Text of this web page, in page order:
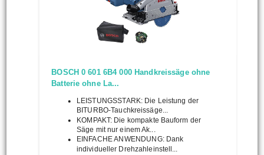
BOSCH 0 601 6B4 000 Handkreissäge ohne
Batterie ohne La...
LEISTUNGSSTARK: Die Leistung der
BITURBO-Tauchkreissäge...
KOMPAKT: Die kompakte Bauform der
Säge mit nur einem Ak...
EINFACHE ANWENDUNG: Dank
individueller Drehzahleinstell...